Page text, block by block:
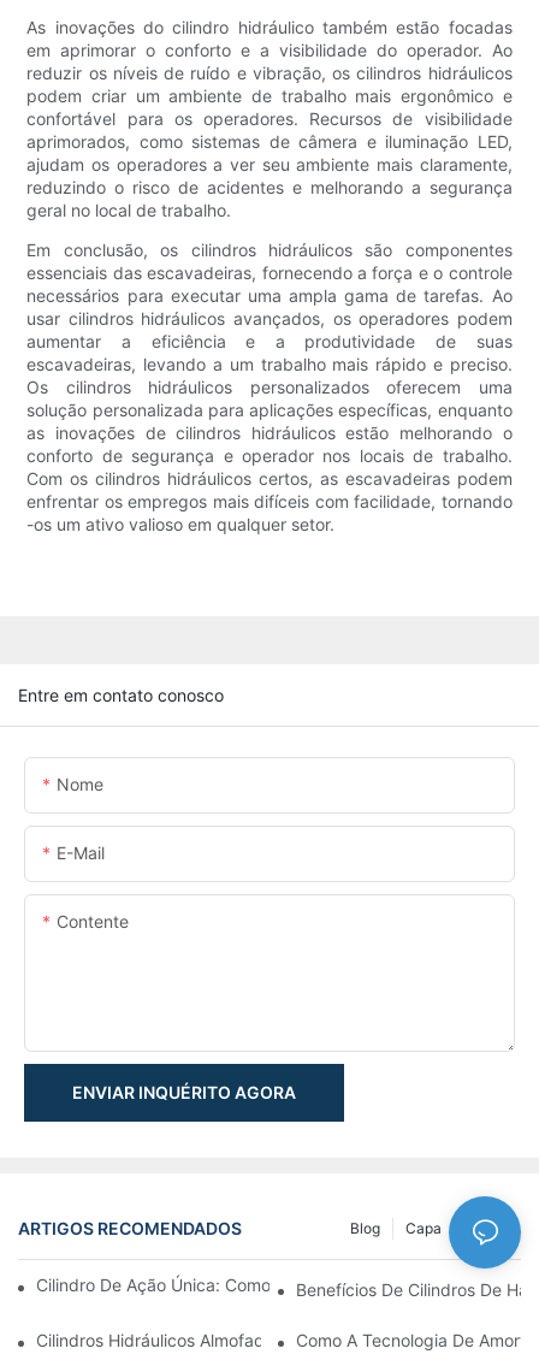
As inovações do cilindro hidráulico também estão focadas
em aprimorar o conforto e a visibilidade do operador. Ao
reduzir os níveis de ruído e vibração, os cilindros hidráulicos
podem criar um ambiente de trabalho mais ergonômico e
confortável para os operadores. Recursos de visibilidade
aprimorados, como sistemas de câmera e iluminação LED,
ajudam os operadores a ver seu ambiente mais claramente,
reduzindo o risco de acidentes e melhorando a segurança
geral no local de trabalho.
Em conclusão, os cilindros hidráulicos são componentes
essenciais das escavadeiras, fornecendo a força e o controle
necessários para executar uma ampla gama de tarefas. Ao
usar cilindros hidráulicos avançados, os operadores podem
aumentar a eficiência e a produtividade de suas
escavadeiras, levando a um trabalho mais rápido e preciso.
Os cilindros hidráulicos personalizados oferecem uma
solução personalizada para aplicações específicas, enquanto
as inovações de cilindros hidráulicos estão melhorando o
conforto de segurança e operador nos locais de trabalho.
Com os cilindros hidráulicos certos, as escavadeiras podem
enfrentar os empregos mais difíceis com facilidade, tornando
-os um ativo valioso em qualquer setor.
Entre em contato conosco
Nome
E-Mail
Contente
ENVIAR INQUÉRITO AGORA
ARTIGOS RECOMENDADOS NEWS
Capa
Blog
Cilindro De Ação Única: Como Funciona & Aplicações Comuns
Benefícios De Cilindros De
Cilindros Hidráulicos Almofadados: Reduzindo O Impacto &
Como A Tecnologia De